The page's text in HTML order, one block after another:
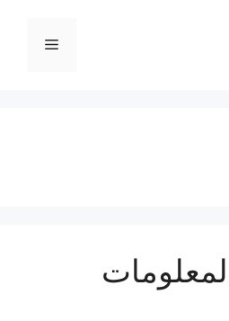
القائمة